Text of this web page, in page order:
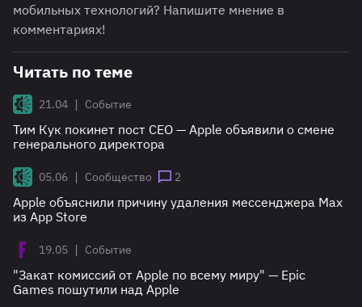
мобильных технологий? Напишите мнение в
комментариях!
Читать по теме
21.04 | Событие
Тим Кук покинет пост CEO — Apple объявили о смене
генерального директора
05.06 | Сообщество 2
Apple объяснили причину удаления мессенджера Max
из App Store
19.05 | Событие
"Закат комиссий от Apple по всему миру" — Epic
Games пошутили над Apple